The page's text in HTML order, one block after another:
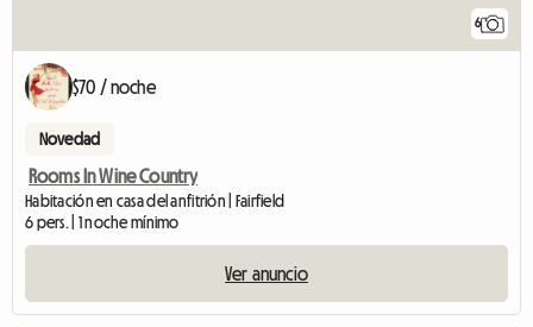
6
$70 / noche
Novedad
Rooms In Wine Country
Habitación en casa del anfitrión | Fairfield
6 pers. | 1 noche mínimo
Ver anuncio